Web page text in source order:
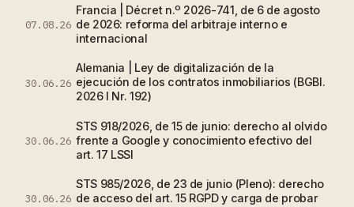
07.08.26
Francia | Décret n.º 2026-741, de 6 de agosto
de 2026: reforma del arbitraje interno e
internacional
30.06.26
Alemania | Ley de digitalización de la
ejecución de los contratos inmobiliarios (BGBl.
2026 I Nr. 192)
30.06.26
STS 918/2026, de 15 de junio: derecho al olvido
frente a Google y conocimiento efectivo del
art. 17 LSSI
30.06.26
STS 985/2026, de 23 de junio (Pleno): derecho
de acceso del art. 15 RGPD y carga de probar